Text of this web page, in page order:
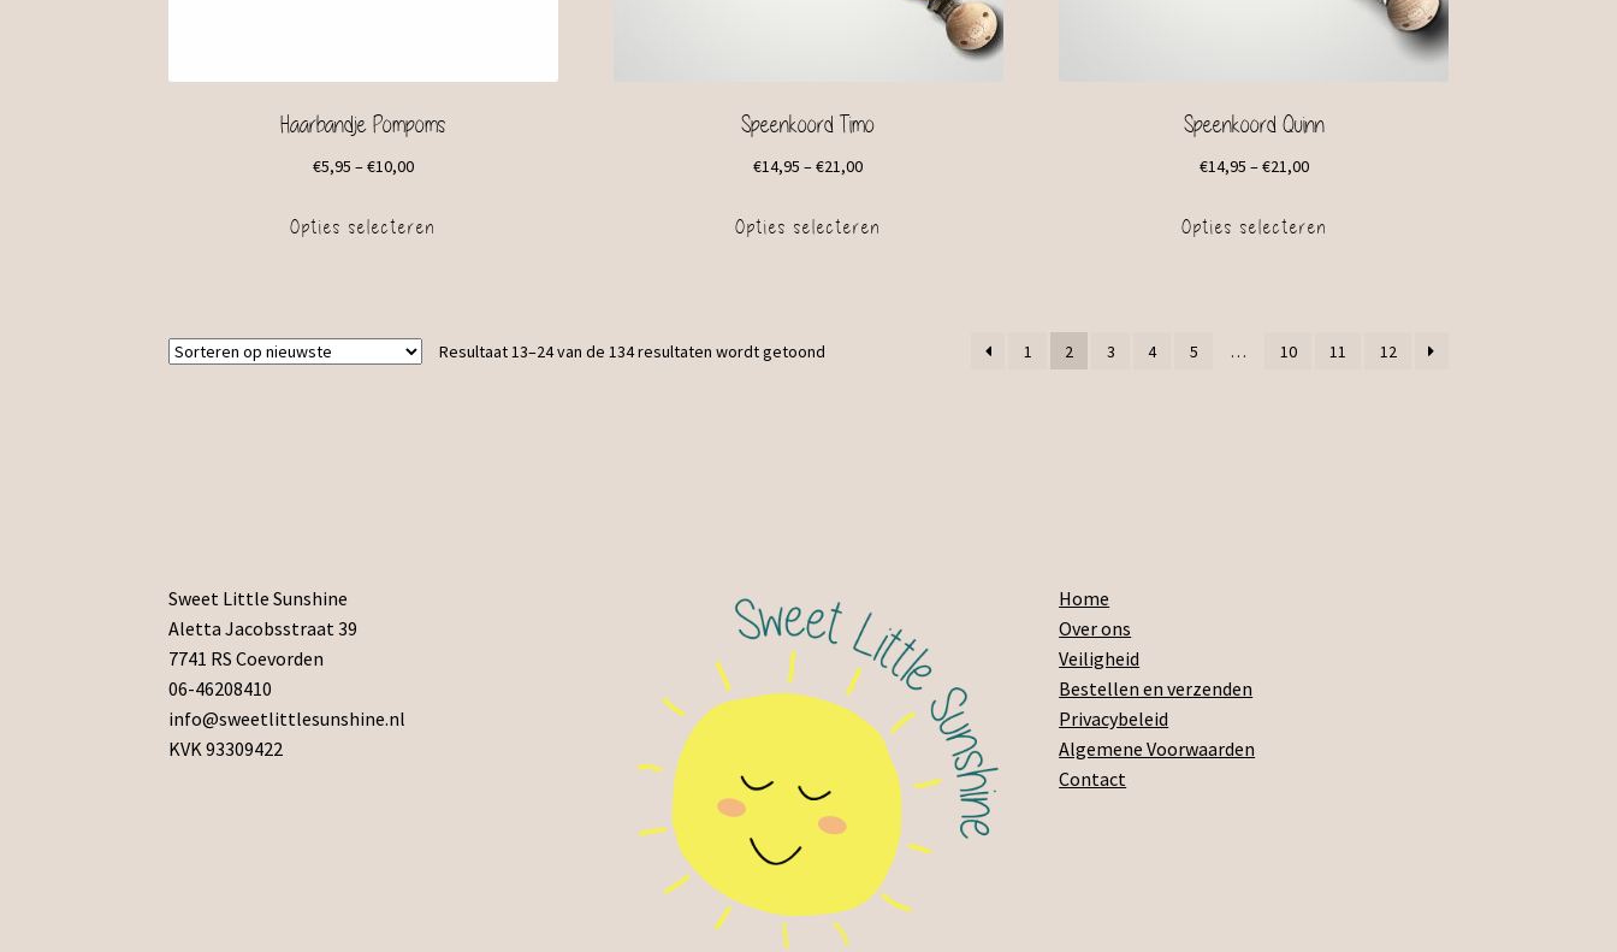
Haarbandje Pompoms
€5,95 –€10,00
Opties selecteren
Speenkoord Timo
€14,95 –€21,00
Opties selecteren
Speenkoord Quinn
€14,95 –€21,00
Opties selecteren
Resultaat 13–24 van de 134 resultaten wordt getoond 1 2 3 4 5 … 10 11 12
Sweet Little Sunshine
Aletta Jacobsstraat 39
7741 RS Coevorden
06-46208410
info@sweetlittlesunshine.nl
KVK 93309422
Home
Over ons
Veiligheid
Bestellen en verzenden
Privacybeleid
Algemene Voorwaarden
Contact